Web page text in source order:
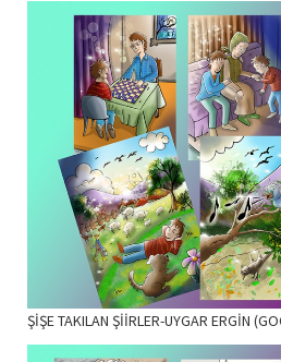
ŞİŞE TAKILAN ŞİİRLER-UYGAR ERGİN